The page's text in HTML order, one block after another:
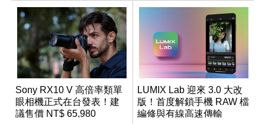
Sony RX10 V 高倍率類單
眼相機正式在台發表！建
議售價 NT$ 65,980
LUMIX Lab 迎來 3.0 大改
版！首度解鎖手機 RAW 檔
編修與有線高速傳輸